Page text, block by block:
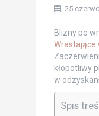
25
Blizny po
Wrastające
kłopotliwy
w
Spis